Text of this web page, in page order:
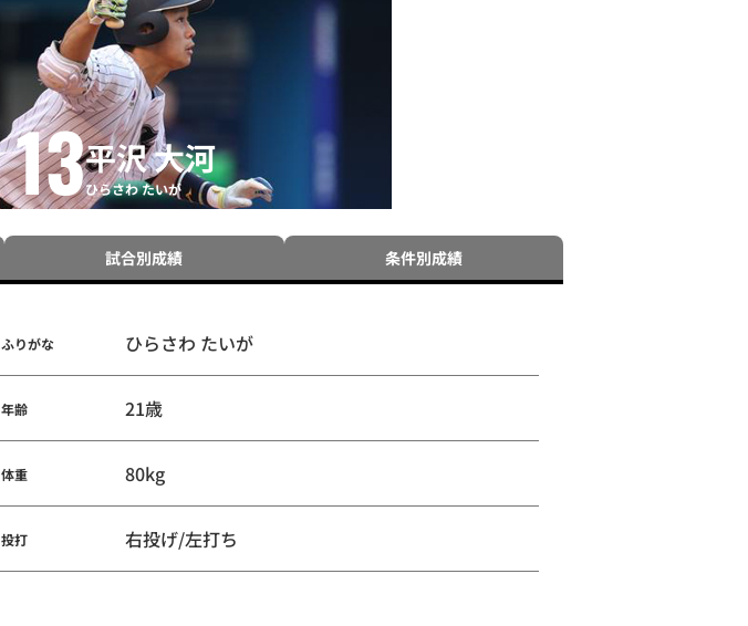
13平沢 大河
ひらさわ たいが
試合別成績 条件別成績
ふりがな ひらさわ たいが
年齢 21歳
体重 80kg
投打 右投げ/左打ち